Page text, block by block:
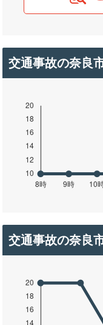
交通事故の奈良
交通事故の奈良